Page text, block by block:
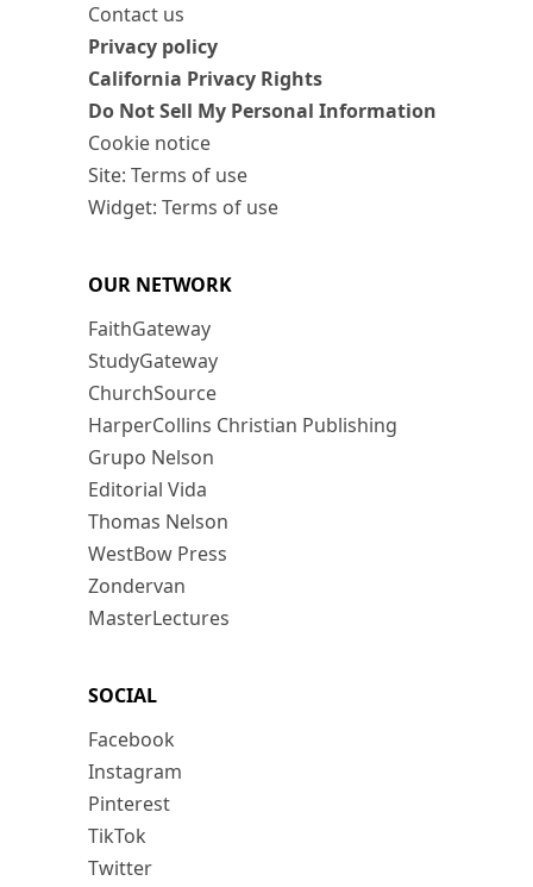
Contact us
Privacy policy
California Privacy Rights
Do Not Sell My Personal Information
Cookie notice
Site: Terms of use
Widget: Terms of use
OUR NETWORK
FaithGateway
StudyGateway
ChurchSource
HarperCollins Christian Publishing
Grupo Nelson
Editorial Vida
Thomas Nelson
WestBow Press
Zondervan
MasterLectures
SOCIAL
Facebook
Instagram
Pinterest
TikTok
Twitter